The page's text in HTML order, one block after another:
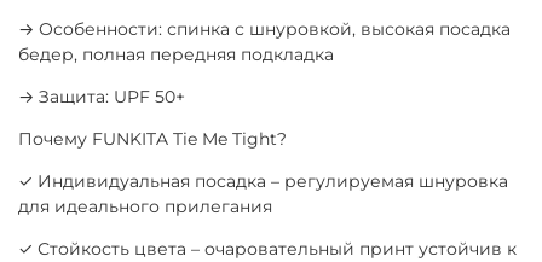
→ Особенности: спинка с шнуровкой, высокая посадка
бедер, полная передняя подкладка
→ Защита: UPF 50+
Почему FUNKITA Tie Me Tight?
✓ Индивидуальная посадка – регулируемая шнуровка
для идеального прилегания
✓ Стойкость цвета – очаровательный принт устойчив к